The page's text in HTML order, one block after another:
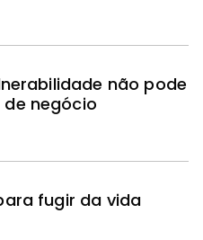
não pode
negócio
fugir da vida